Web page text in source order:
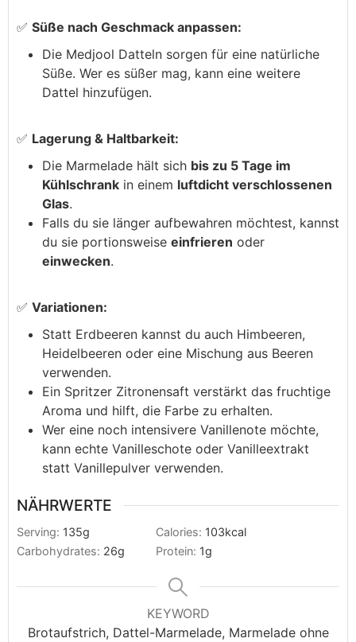
✅ Süße nach Geschmack anpassen:
Die Medjool Datteln sorgen für eine natürliche
Süße. Wer es süßer mag, kann eine weitere
Dattel hinzufügen.
✅ Lagerung & Haltbarkeit:
Die Marmelade hält sich bis zu 5 Tage im
Kühlschrank in einem luftdicht verschlossenen
Glas.
Falls du sie länger aufbewahren möchtest, kannst
du sie portionsweise einfrieren oder
einwecken.
✅ Variationen:
Statt Erdbeeren kannst du auch Himbeeren,
Heidelbeeren oder eine Mischung aus Beeren
verwenden.
Ein Spritzer Zitronensaft verstärkt das fruchtige
Aroma und hilft, die Farbe zu erhalten.
Wer eine noch intensivere Vanillenote möchte,
kann echte Vanilleschote oder Vanilleextrakt
statt Vanillepulver verwenden.
NÄHRWERTE
Serving: 135g Calories: 103kcal
Carbohydrates: 26g Protein: 1g
KEYWORD
Brotaufstrich, Dattel-Marmelade, Marmelade ohne